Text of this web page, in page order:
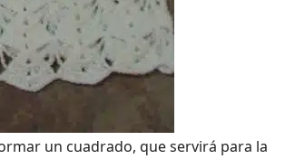
un cuadrado, que servirá para la